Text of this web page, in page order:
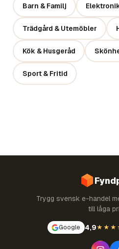
Barn & Familj
Trädgård & Utemöbler
Kök & Husgeråd
Sport & Fritid
Trygg svensk e-handel
till låga
Google 4,9